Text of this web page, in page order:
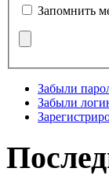
Запомнить
Забыли
Забыли